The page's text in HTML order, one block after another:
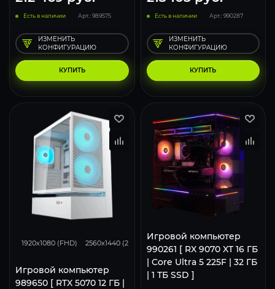
Есть в наличии Арт.: 989575
КУПИТЬ
ИЗМЕНИТЬ
КОНФИГУРАЦИЮ
Есть в наличии Арт.: 990287
КУПИТЬ
ИЗМЕНИТЬ
КОНФИГУРАЦИЮ
1920x1080 (FHD) 2560x1440 (2K) 3840x2160 (4K)
Игровой компьютер
989650 [ RTX 5070 12 ГБ |
Игровой компьютер
990261 [ RX 9070 XT 16 ГБ
| Core Ultra 5 225F | 32 ГБ
| 1 ТБ SSD ]